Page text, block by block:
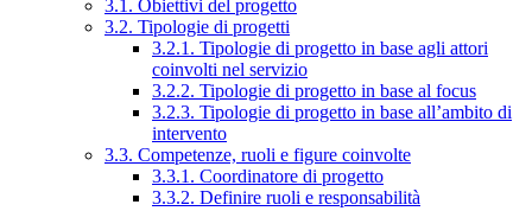
3.1. Obiettivi del progetto
3.2. Tipologie di progetti
3.2.1. Tipologie di progetto in base agli attori
coinvolti nel servizio
3.2.2. Tipologie di progetto in base al focus
3.2.3. Tipologie di progetto in base all’ambito di
intervento
3.3. Competenze, ruoli e figure coinvolte
3.3.1. Coordinatore di progetto
3.3.2. Definire ruoli e responsabilità